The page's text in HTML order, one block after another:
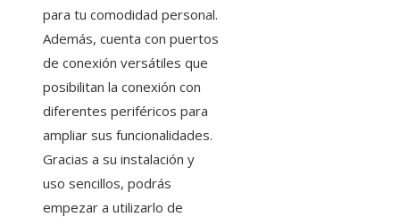
para tu comodidad personal.
Además, cuenta con puertos
de conexión versátiles que
posibilitan la conexión con
diferentes periféricos para
ampliar sus funcionalidades.
Gracias a su instalación y
uso sencillos, podrás
empezar a utilizarlo de